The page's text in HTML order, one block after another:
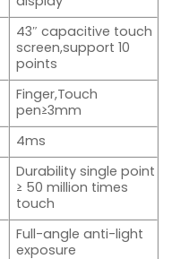
43″ capacitive touch
screen,support 10
points
Finger,Touch
pen≥3mm
4ms
Durability single point
≥ 50 million times
touch
Full-angle anti-light
exposure